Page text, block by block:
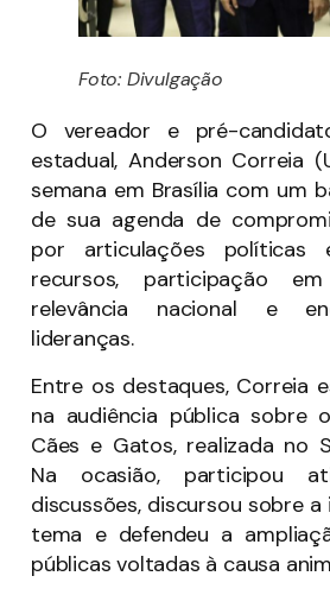
Foto: Divulgação
O vereador e pré-
estadual, Anderson Correia
semana em Brasília com um
de sua agenda de
por articulações políticas
recursos, participação
relevância nacional e
lideranças.
Entre os destaques, Correia
na audiência pública sobre
Cães e Gatos, realizada no
Na ocasião, participou
discussões, discursou sobre
tema e defendeu a
públicas voltadas à causa